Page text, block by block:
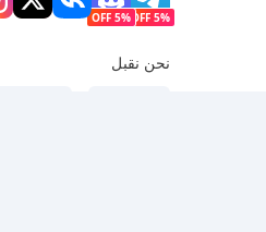
5% OFF
5% OFF
نحن نقبل